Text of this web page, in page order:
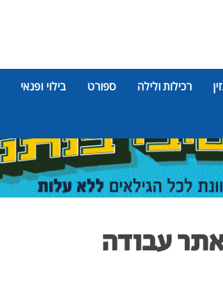
רכילות ולילה ספורט בילוי ופנאי
עבודה